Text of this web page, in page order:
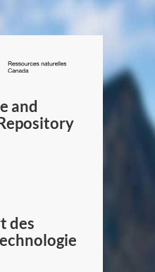
/
Canada
and
des